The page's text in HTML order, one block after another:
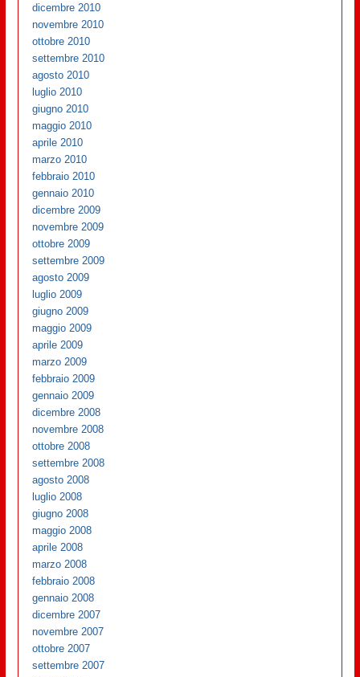
dicembre 2010
novembre 2010
ottobre 2010
settembre 2010
agosto 2010
luglio 2010
giugno 2010
maggio 2010
aprile 2010
marzo 2010
febbraio 2010
gennaio 2010
dicembre 2009
novembre 2009
ottobre 2009
settembre 2009
agosto 2009
luglio 2009
giugno 2009
maggio 2009
aprile 2009
marzo 2009
febbraio 2009
gennaio 2009
dicembre 2008
novembre 2008
ottobre 2008
settembre 2008
agosto 2008
luglio 2008
giugno 2008
maggio 2008
aprile 2008
marzo 2008
febbraio 2008
gennaio 2008
dicembre 2007
novembre 2007
ottobre 2007
settembre 2007